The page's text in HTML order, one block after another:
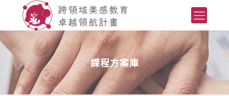
課程方案庫